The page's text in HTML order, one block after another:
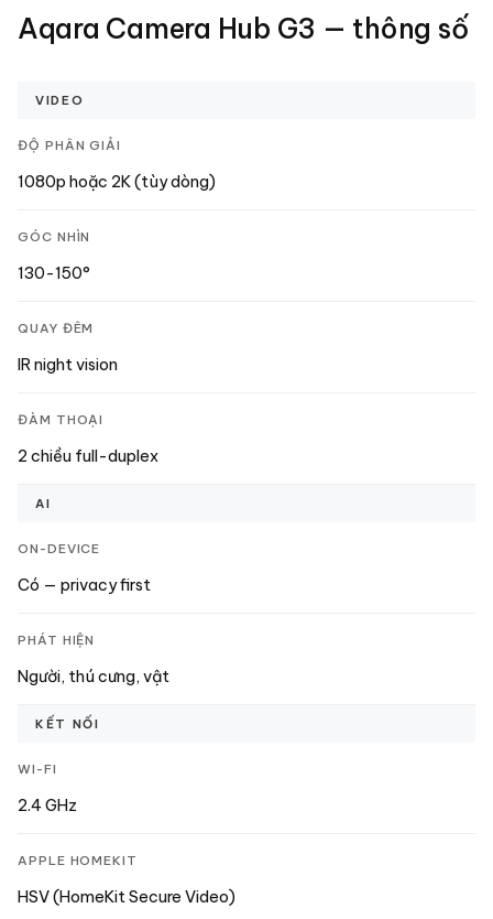
Aqara Camera Hub G3 — thông số
VIDEO
ĐỘ PHÂN GIẢI
1080p hoặc 2K (tùy dòng)
GÓC NHÌN
130-150°
QUAY ĐÊM
IR night vision
ĐÀM THOẠI
2 chiều full-duplex
AI
ON-DEVICE
Có — privacy first
PHÁT HIỆN
Người, thú cưng, vật
KẾT NỐI
WI-FI
2.4 GHz
APPLE HOMEKIT
HSV (HomeKit Secure Video)